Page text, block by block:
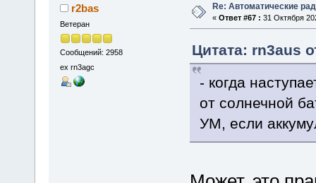
r2bas
Ветеран
Сообщений: 2958
ex rn3agc
Re: Автоматические
« Ответ #67 : 31 Октября
Цитата: rn3aus
- когда
от солнечной
УМ, если